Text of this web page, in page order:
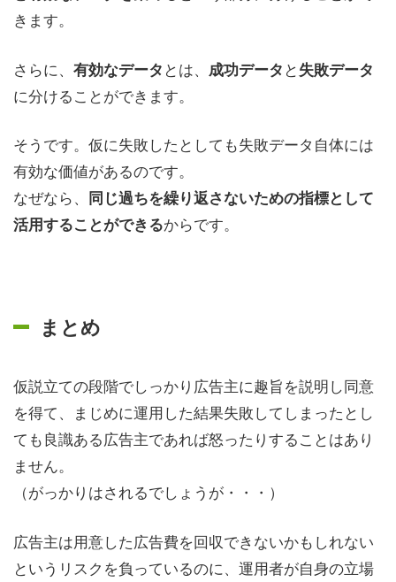
きます。
さらに、 有効なデータ とは、 成功データ と失敗データ
に分けることができます。
そうです。仮に失敗したとしても失敗データ自体には
有効な価値があるのです。
なぜなら、 同じ過ちを繰り返さないための指標として
活用することができるからです。
まとめ
仮説立ての段階でしっかり広告主に趣旨を説明し同意
を得て、まじめに運用した結果失敗してしまったとし
ても良識ある広告主であれば怒ったりすることはあり
ません。
（がっかりはされるでしょうが・・・）
広告主は用意した広告費を回収できないかもしれない
というリスクを負っているのに、運用者が自身の立場